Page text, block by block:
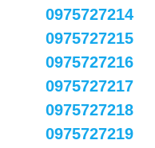
0975727214
0975727215
0975727216
0975727217
0975727218
0975727219